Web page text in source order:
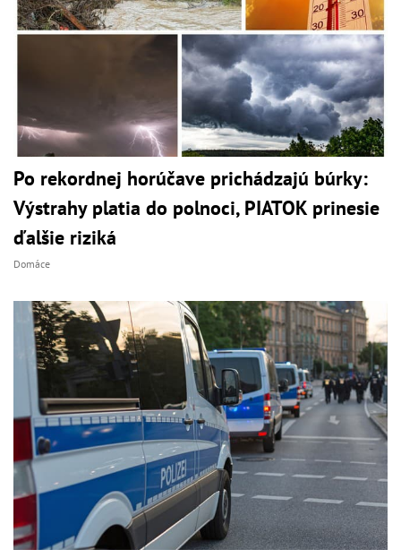
Po rekordnej horúčave prichádzajú búrky:
Výstrahy platia do polnoci, PIATOK prinesie
ďalšie riziká
Domáce